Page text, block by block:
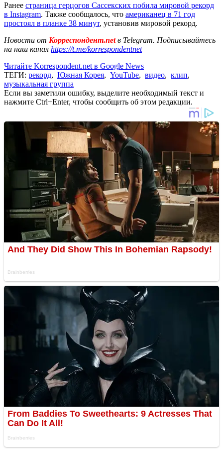
Ранее страница герцогов Сассекских побила мировой рекорд
в Instagram. Также сообщалось, что американец в 71 год
простоял в планке 38 минут, установив мировой рекорд.
Новости от Корреспондент.netв Telegram. Подписывайтесь
на наш канал https://t.me/korrespondentnet
Читайте Korrespondent.net в Google News
ТЕГИ: рекорд, Южная Корея, YouTube, видео, клип,
музыкальная группа
Если вы заметили ошибку, выделите необходимый текст и
нажмите Ctrl+Enter, чтобы сообщить об этом редакции.